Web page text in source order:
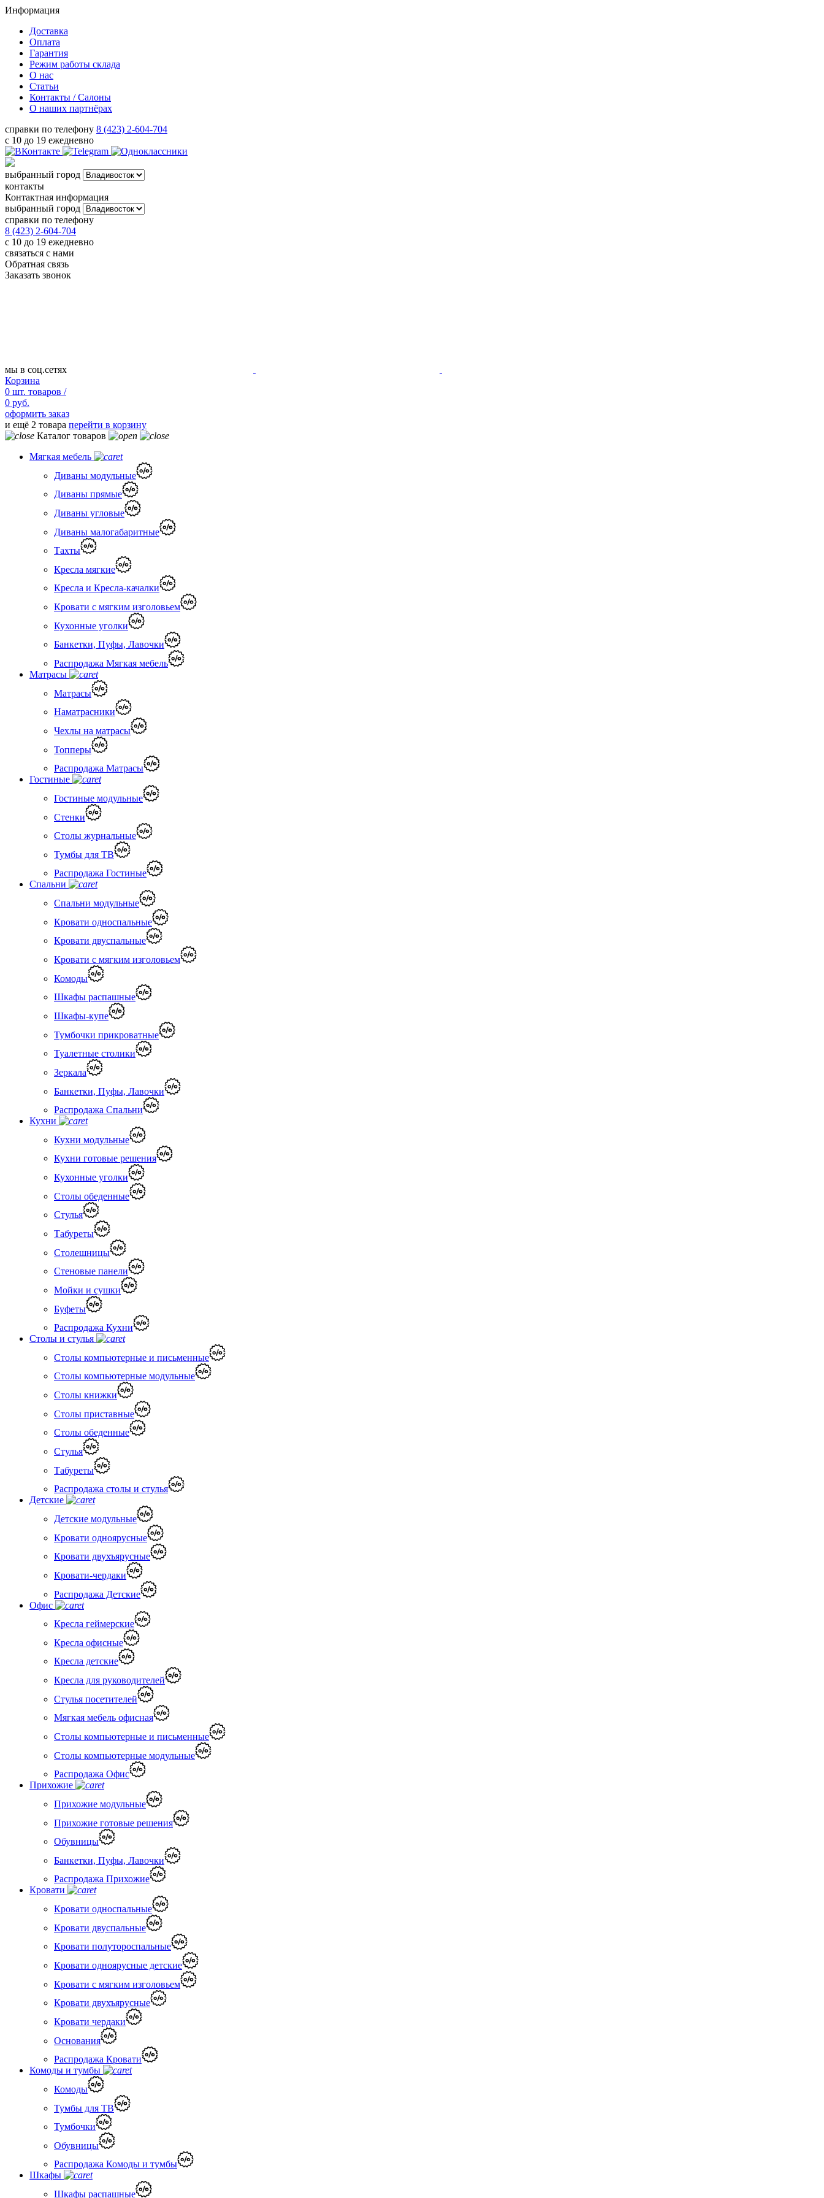
Информация
Доставка
Оплата
Гарантия
Режим работы склада
О нас
Статьи
Контакты / Салоны
О наших партнёрах
справки по телефону 8 (423) 2-604-704
с 10 до 19 ежедневно
выбранный город
контакты
Контактная информация
выбранный город
справки по телефону
8 (423) 2-604-704
с 10 до 19 ежедневно
связаться с нами
Обратная связь
Заказать звонок
мы в соц.сетях
Корзина
0 шт. товаров /
0 руб.
оформить заказ
и ещё 2 товара перейти в корзину
Каталог товаров
Мягкая мебель
Диваны модульные
Диваны прямые
Диваны угловые
Диваны малогабаритные
Тахты
Кресла мягкие
Кресла и Кресла-качалки
Кровати с мягким изголовьем
Кухонные уголки
Банкетки, Пуфы, Лавочки
Распродажа Мягкая мебель
Матрасы
Матрасы
Наматрасники
Чехлы на матрасы
Топперы
Распродажа Матрасы
Гостиные
Гостиные модульные
Стенки
Столы журнальные
Тумбы для ТВ
Распродажа Гостиные
Спальни
Спальни модульные
Кровати односпальные
Кровати двуспальные
Кровати с мягким изголовьем
Комоды
Шкафы распашные
Шкафы-купе
Тумбочки прикроватные
Туалетные столики
Зеркала
Банкетки, Пуфы, Лавочки
Распродажа Спальни
Кухни
Кухни модульные
Кухни готовые решения
Кухонные уголки
Столы обеденные
Стулья
Табуреты
Столешницы
Стеновые панели
Мойки и сушки
Буфеты
Распродажа Кухни
Столы и стулья
Столы компьютерные и письменные
Столы компьютерные модульные
Столы книжки
Столы приставные
Столы обеденные
Стулья
Табуреты
Распродажа столы и стулья
Детские
Детские модульные
Кровати одноярусные
Кровати двухъярусные
Кровати-чердаки
Распродажа Детские
Офис
Кресла геймерские
Кресла офисные
Кресла детские
Кресла для руководителей
Стулья посетителей
Мягкая мебель офисная
Столы компьютерные и письменные
Столы компьютерные модульные
Распродажа Офис
Прихожие
Прихожие модульные
Прихожие готовые решения
Обувницы
Банкетки, Пуфы, Лавочки
Распродажа Прихожие
Кровати
Кровати односпальные
Кровати двуспальные
Кровати полутороспальные
Кровати одноярусные детские
Кровати с мягким изголовьем
Кровати двухъярусные
Кровати чердаки
Основания
Распродажа Кровати
Комоды и тумбы
Комоды
Тумбы для ТВ
Тумбочки
Обувницы
Распродажа Комоды и тумбы
Шкафы
Шкафы распашные